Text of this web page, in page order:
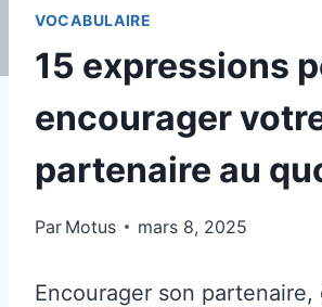
VOCABULAIRE
15 expressions
encourager
partenaire au
Par Motus mars 8, 2025
Encourager son partenaire,